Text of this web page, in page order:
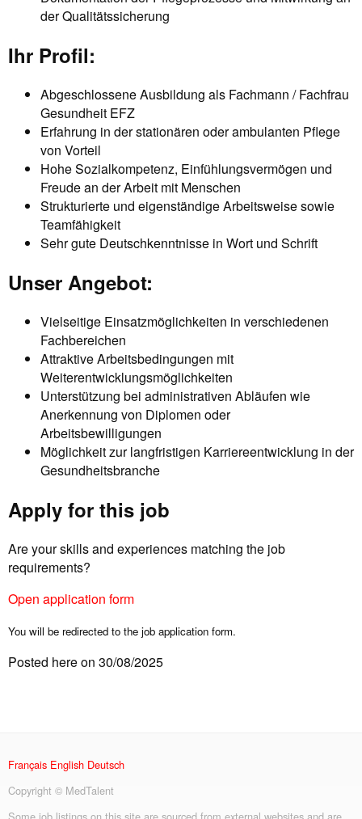
der Qualitätssicherung
Ihr Profil:
Abgeschlossene Ausbildung als Fachmann / Fachfrau
Gesundheit EFZ
Erfahrung in der stationären oder ambulanten Pflege
von Vorteil
Hohe Sozialkompetenz, Einfühlungsvermögen und
Freude an der Arbeit mit Menschen
Strukturierte und eigenständige Arbeitsweise sowie
Teamfähigkeit
Sehr gute Deutschkenntnisse in Wort und Schrift
Unser Angebot:
Vielseitige Einsatzmöglichkeiten in verschiedenen
Fachbereichen
Attraktive Arbeitsbedingungen mit
Weiterentwicklungsmöglichkeiten
Unterstützung bei administrativen Abläufen wie
Anerkennung von Diplomen oder
Arbeitsbewilligungen
Möglichkeit zur langfristigen Karriereentwicklung in der
Gesundheitsbranche
Apply for this job
Are your skills and experiences matching the job
requirements?
Open application form
You will be redirected to the job application form.
Posted here on 30/08/2025
Français English Deutsch
Copyright © MedTalent